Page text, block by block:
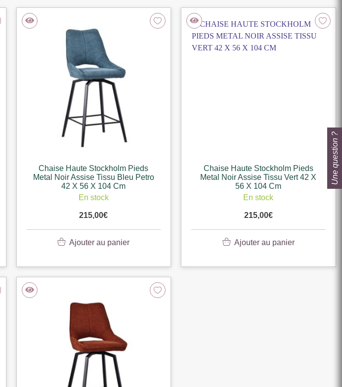
Chaise Haute Stockholm Pieds
Metal Noir Assise Tissu Bleu Petro
42 X 56 X 104 Cm
En stock
215,00€
Ajouter au panier
Chaise Haute Stockholm Pieds
Metal Noir Assise Tissu Vert 42 X
56 X 104 Cm
En stock
215,00€
Ajouter au panier
Une question ?